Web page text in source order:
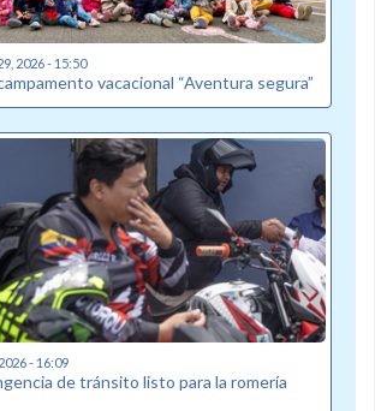
2026 - 15:50
vacacional “Aventura segura”
- 16:09
de tránsito listo para la romería